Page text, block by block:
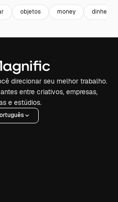
objetos money dinheiro
direcionar seu melhor trabalho.
entre criativos, empresas,
e estúdios.